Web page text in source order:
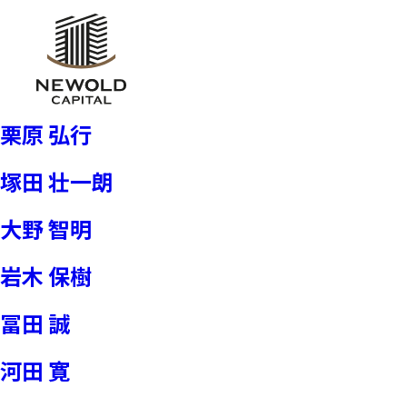
栗原 弘行
塚田 壮一朗
大野 智明
岩木 保樹
冨田 誠
河田 寛